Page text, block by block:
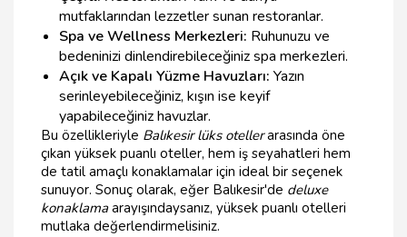
mutfaklarından lezzetler sunan restoranlar.
Spa ve Wellness Merkezleri: Ruhunuzu ve
bedeninizi dinlendirebileceğiniz spa merkezleri.
Açık ve Kapalı Yüzme Havuzları: Yazın
serinleyebileceğiniz, kışın ise keyif
yapabileceğiniz havuzlar.
Bu özellikleriyle Balıkesir lüks otellerarasında öne
çıkan yüksek puanlı oteller, hem iş seyahatleri hem
de tatil amaçlı konaklamalar için ideal bir seçenek
sunuyor. Sonuç olarak, eğer Balıkesir'de deluxe
konaklamaarayışındaysanız, yüksek puanlı otelleri
mutlaka değerlendirmelisiniz.